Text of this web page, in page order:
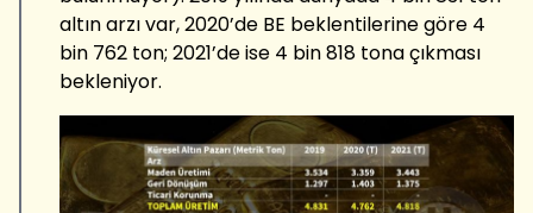
altın arzı var, 2020’de BE beklentilerine göre 4
bin 762 ton; 2021’de ise 4 bin 818 tona çıkması
bekleniyor.